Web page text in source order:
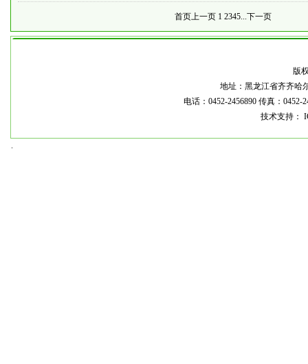
首页上一页 12345...下一页
版
地址：黑龙江省齐齐哈
电话：0452-2456890 传真：0452-
技术支持：